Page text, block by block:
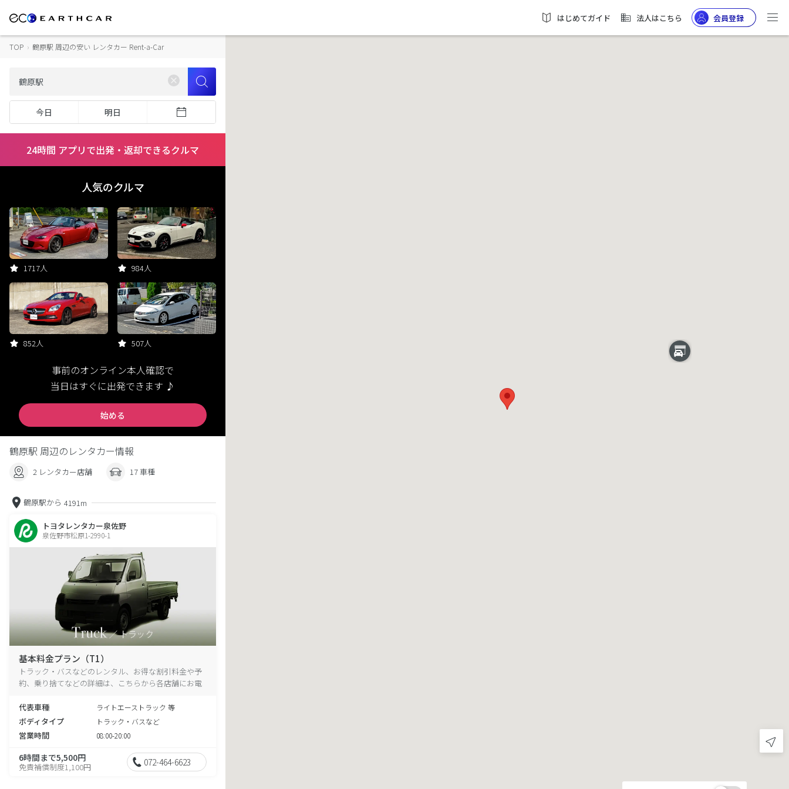
はじめてガイド 法人はこちら 会員登録
TOP › 鶴原駅 周辺の安い レンタカー Rent-a-Car
今日 明日
24時間 アプリで出発・返却できるクルマ
人気のクルマ
1717人 984人
852人 507人
事前のオンライン本人確認で
当日はすぐに出発できます ♪
始める
鶴原駅 周辺のレンタカー情報
2 レンタカー店舗 17 車種
鶴原駅から 4191m
トヨタレンタカー泉佐野
泉佐野市松原1-2990-1
基本料金プラン（T1）
トラック・バスなどのレンタル、お得な割引料金や予
約、乗り捨てなどの詳細は、こちらから各店舗にお電
代表車種
ライトエーストラック 等
ボディタイプ トラック・バスなど
営業時間 08:00-20:00
6時間まで5,500円
免責補償制度1,100円 072-464-6623